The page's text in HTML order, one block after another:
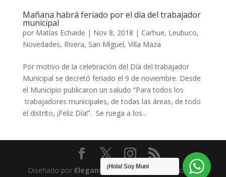
Mañana habrá feriado por el día del trabajador
municipal
por Matías Echaide | Nov 8, 2018 | Carhue, Leubuco,
Novedades, Rivera, San Miguel, Villa Maza
Por motivo de la celebración del Día del trabajador
Municipal se decretó feriado el 9 de noviembre. Desde
el Municipio publicaron un saludo “Para todos los
trabajadores municipales, de todas las áreas, de todo
el distrito, ¡Feliz Día!”. Se ruega a los...
Diseñado por Elegant Themes| Desarrollado por
¡Hola! Soy Muni